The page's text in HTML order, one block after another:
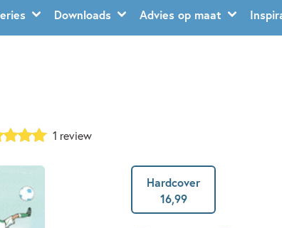
Downloads Advies op maat
1 review
Hardcover
16,99